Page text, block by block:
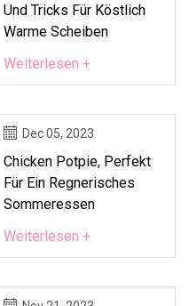
Und Tricks Für Köstlich
Warme Scheiben
Weiterlesen +
Dec 05, 2023
Chicken Potpie, Perfekt
Für Ein Regnerisches
Sommeressen
Weiterlesen +